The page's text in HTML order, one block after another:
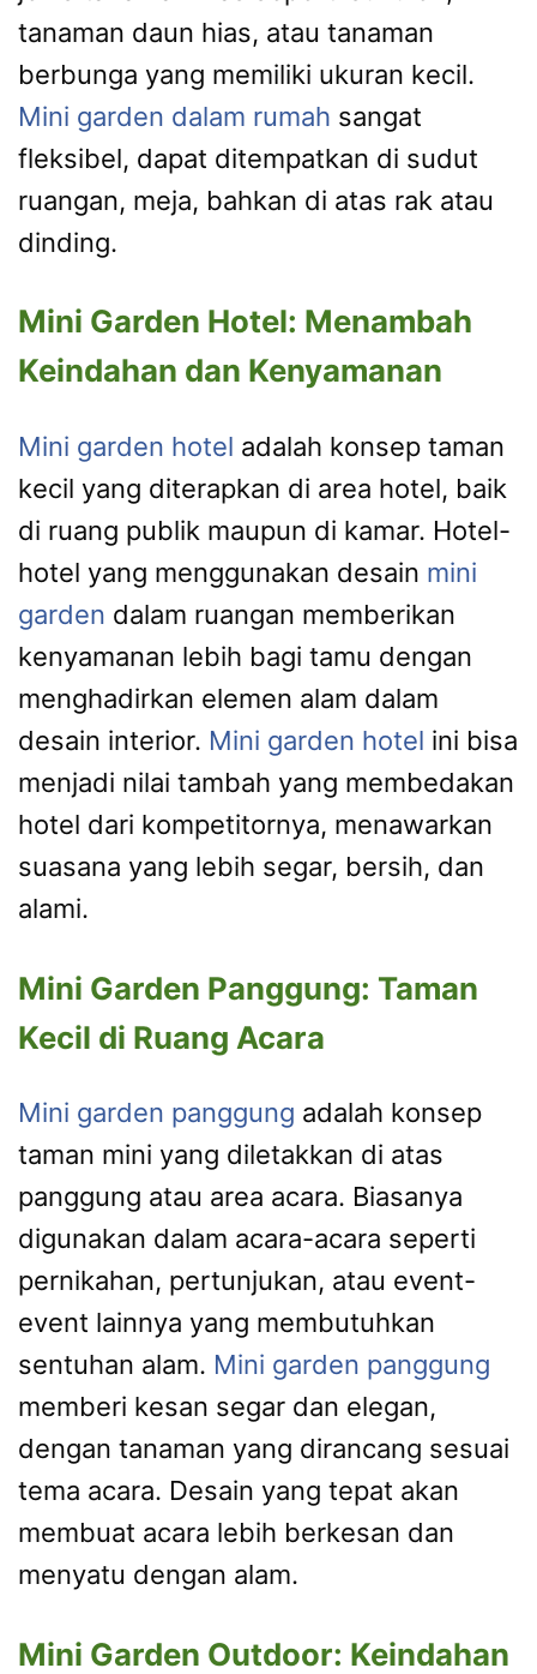
tanaman daun hias, atau tanaman
berbunga yang memiliki ukuran kecil.
Mini garden dalam rumah sangat
fleksibel, dapat ditempatkan di sudut
ruangan, meja, bahkan di atas rak atau
dinding.
Mini Garden Hotel: Menambah
Keindahan dan Kenyamanan
Mini garden hotel adalah konsep taman
kecil yang diterapkan di area hotel, baik
di ruang publik maupun di kamar. Hotel-
hotel yang menggunakan desain mini
garden dalam ruangan memberikan
kenyamanan lebih bagi tamu dengan
menghadirkan elemen alam dalam
desain interior. Mini garden hotel ini bisa
menjadi nilai tambah yang membedakan
hotel dari kompetitornya, menawarkan
suasana yang lebih segar, bersih, dan
alami.
Mini Garden Panggung: Taman
Kecil di Ruang Acara
Mini garden panggung adalah konsep
taman mini yang diletakkan di atas
panggung atau area acara. Biasanya
digunakan dalam acara-acara seperti
pernikahan, pertunjukan, atau event-
event lainnya yang membutuhkan
sentuhan alam. Mini garden panggung
memberi kesan segar dan elegan,
dengan tanaman yang dirancang sesuai
tema acara. Desain yang tepat akan
membuat acara lebih berkesan dan
menyatu dengan alam.
Mini Garden Outdoor: Keindahan